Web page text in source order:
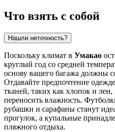
Что взять с собой
Нашли неточность?
Поскольку климат в Умакао
круглый год со средней
основу вашего багажа должны
Отдавайте предпочтение
тканей, таких как хлопок и
переносить влажность.
рубашки и сарафаны станут
прогулок, а купальные
пляжного отдыха.